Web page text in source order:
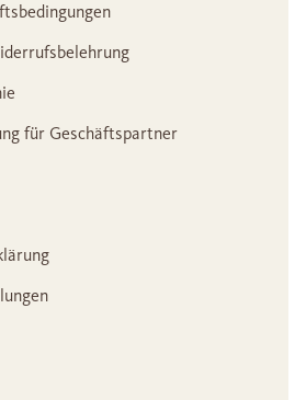
für Geschäftspartner